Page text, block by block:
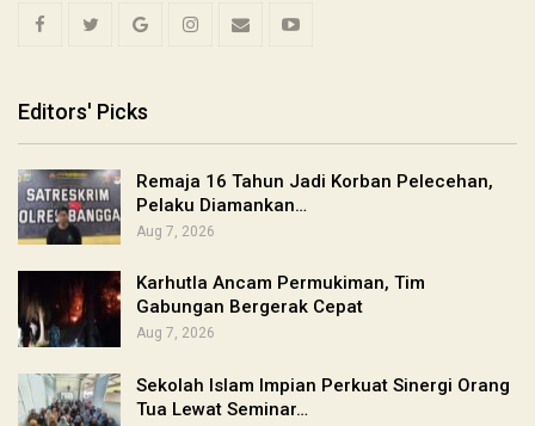
Editors' Picks
Remaja 16 Tahun Jadi Korban Pelecehan,
Pelaku Diamankan…
Aug 7, 2026
Karhutla Ancam Permukiman, Tim
Gabungan Bergerak Cepat
Aug 7, 2026
Sekolah Islam Impian Perkuat Sinergi Orang
Tua Lewat Seminar…